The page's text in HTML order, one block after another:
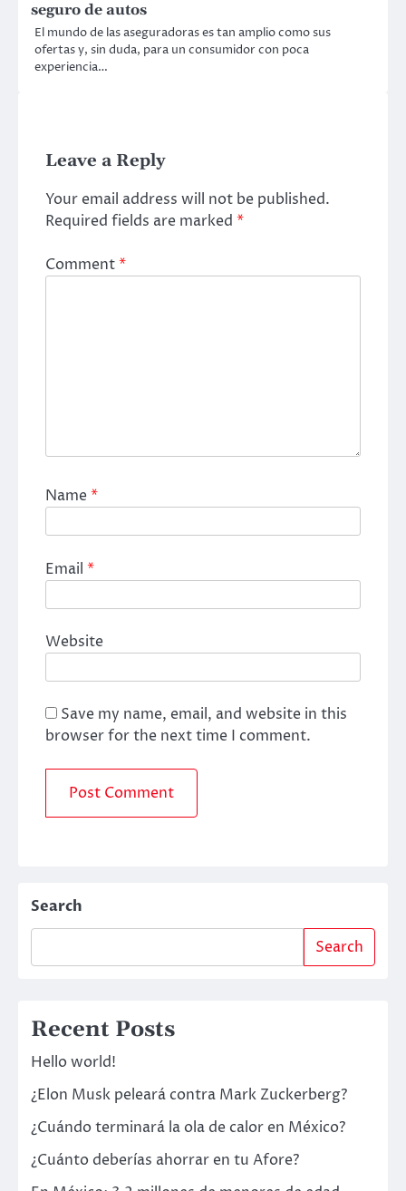
seguro de autos
El mundo de las aseguradoras es tan amplio como sus
ofertas y, sin duda, para un consumidor con poca
experiencia…
Leave a Reply
Your email address will not be published.
Required fields are marked *
Comment*
Name*
Email *
Website
Save my name, email, and website in this
browser for the next time I comment.
Search
Search
Recent Posts
Hello world!
¿Elon Musk peleará contra Mark Zuckerberg?
¿Cuándo terminará la ola de calor en México?
¿Cuánto deberías ahorrar en tu Afore?